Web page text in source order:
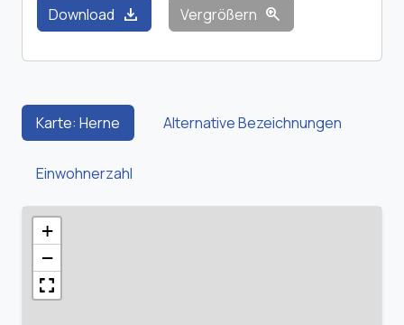
Download download Vergrößern zoom_in
Karte: Herne Alternative Bezeichnungen
Einwohnerzahl
+
−